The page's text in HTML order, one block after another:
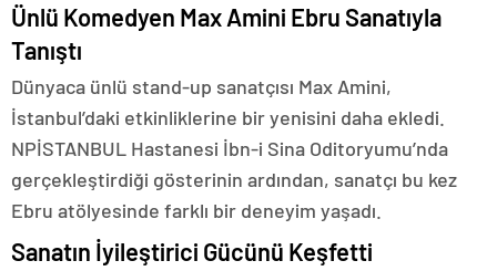
Ünlü Komedyen Max Amini Ebru Sanatıyla
Tanıştı
Dünyaca ünlü stand-up sanatçısı Max Amini,
İstanbul’daki etkinliklerine bir yenisini daha ekledi.
NPİSTANBUL Hastanesi İbn-i Sina Oditoryumu’nda
gerçekleştirdiği gösterinin ardından, sanatçı bu kez
Ebru atölyesinde farklı bir deneyim yaşadı.
Sanatın İyileştirici Gücünü Keşfetti